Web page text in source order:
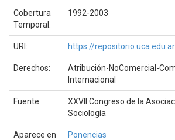
Cobertura
Temporal:
1992-2003
URI: https://
Derechos:
Atribución-NoComercial-
Internacional
Fuente:
XXVII Congreso de la
Sociología
Aparece en
Ponencias